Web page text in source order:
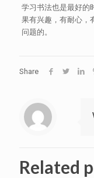
学习书法也是最好的
果有兴趣，有耐心，
问题的。
Share
Related